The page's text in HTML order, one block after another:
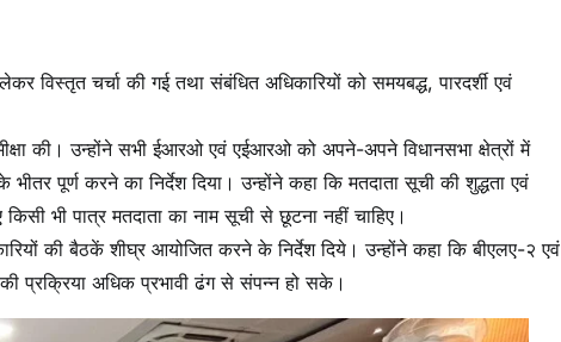
विस्तृत चर्चा की गई तथा संबंधित अधिकारियों को समयबद्ध, पारदर्शी एवं
की। उन्होंने सभी ईआरओ एवं एईआरओ को अपने-अपने विधानसभा क्षेत्रों में
पूर्ण करने का निर्देश दिया। उन्होंने कहा कि मतदाता सूची की शुद्धता एवं
भी पात्र मतदाता का नाम सूची से छूटना नहीं चाहिए।
की बैठकें शीघ्र आयोजित करने के निर्देश दिये। उन्होंने कहा कि बीएलए-२ एवं
प्रक्रिया अधिक प्रभावी ढंग से संपन्न हो सके।